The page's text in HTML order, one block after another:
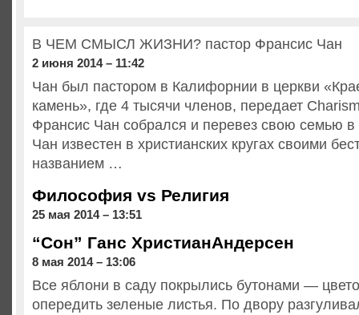
В ЧЕМ СМЫСЛ ЖИЗНИ? пастор Франсис Чан
2 июня 2014 – 11:42
Чан был пастором в Калифорнии в церкви
камень», где 4 тысячи членов, передает
Франсис Чан собрался и перевез свою семью
Чан известен в христианских кругах своими
названием …
Философия vs Религия
25 мая 2014 – 13:51
“Сон” Ганс ХристианАндерсен
8 мая 2014 – 13:06
Все яблони в саду покрылись бутонами —
опередить зеленые листья. По двору